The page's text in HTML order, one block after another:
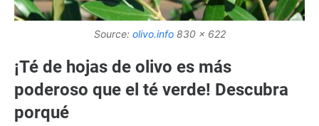
Source: olivo.info830 x 622
¡Té de hojas de olivo es más
poderoso que el té verde! Descubra
porqué